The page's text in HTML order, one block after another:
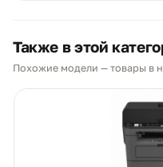
Также в этой
Похожие модели — товары в